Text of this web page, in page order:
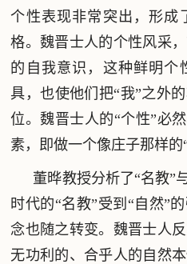
个性表现非常突出，形成
格。魏晋士人的个性风采
的自我意识，这种鲜明个
具，也使他们把“我”之外
位。魏晋士人的“个性”必
素，即做一个像庄子那样的“
董晔教授分析了“名教”
时代的“名教”受到“自然”
念也随之转变。魏晋士人
无功利的、合乎人的自然